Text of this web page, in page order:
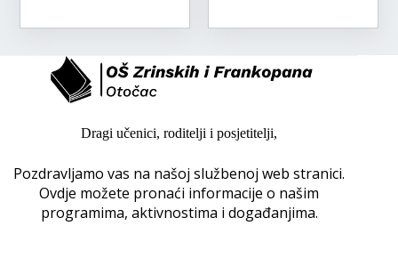
Dragi učenici, roditelji i posjetitelji,
Pozdravljamo vas na našoj službenoj web stranici.
Ovdje možete pronaći informacije o našim
programima, aktivnostima i događanjima.